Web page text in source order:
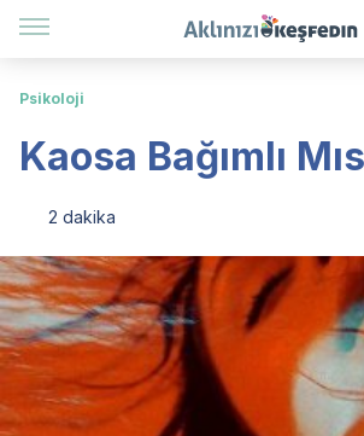
Psikoloji
Kaosa Bağımlı
2 dakika